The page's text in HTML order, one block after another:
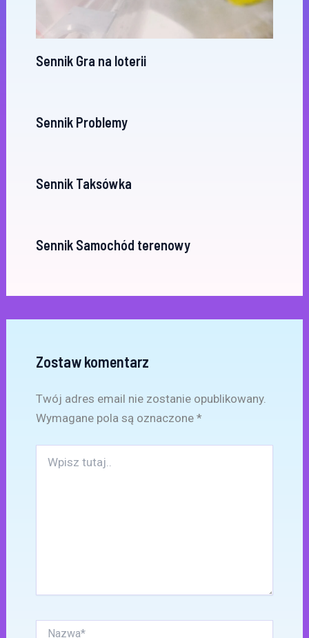
Sennik Gra na loterii
Sennik Problemy
Sennik Taksówka
Sennik Samochód terenowy
Zostaw komentarz
Twój adres email nie zostanie opublikowany.
Wymagane pola są oznaczone *
tutaj..